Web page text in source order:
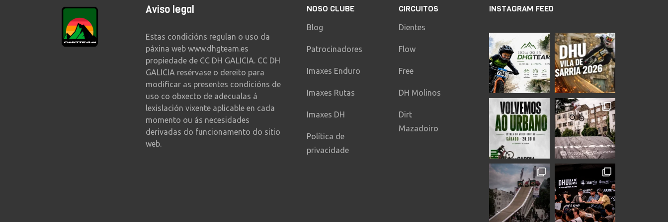
Aviso legal
Estas condicións regulan o uso da
páxina web www.dhgteam.es
propiedade de CC DH GALICIA. CC DH
GALICIA resérvase o dereito para
modificar as presentes condicións de
uso co obxecto de adecualas á
lexislación vixente aplicable en cada
momento ou ás necesidades
derivadas do funcionamento do sitio
web.
NOSO CLUBE
Blog
Patrocinadores
Imaxes Enduro
Imaxes Rutas
Imaxes DH
Política de
privacidade
CIRCUITOS
Dientes
Flow
Free
DH Molinos
Dirt
Mazadoiro
INSTAGRAM FEED